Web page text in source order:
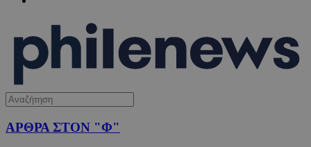
ΑΡΘΡΑ ΣΤΟΝ "Φ"